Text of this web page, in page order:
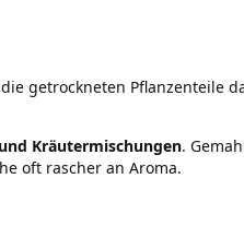
getrockneten Pflanzenteile
Kräutermischungen.
oft rascher an Aroma.